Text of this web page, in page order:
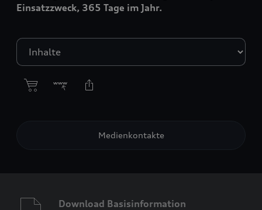
Einsatzzweck, 365 Tage im Jahr.
Medienkontakte
Download Basisinformation